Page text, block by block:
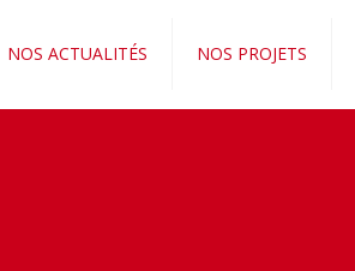
NOS ACTUALITÉS NOS PROJETS